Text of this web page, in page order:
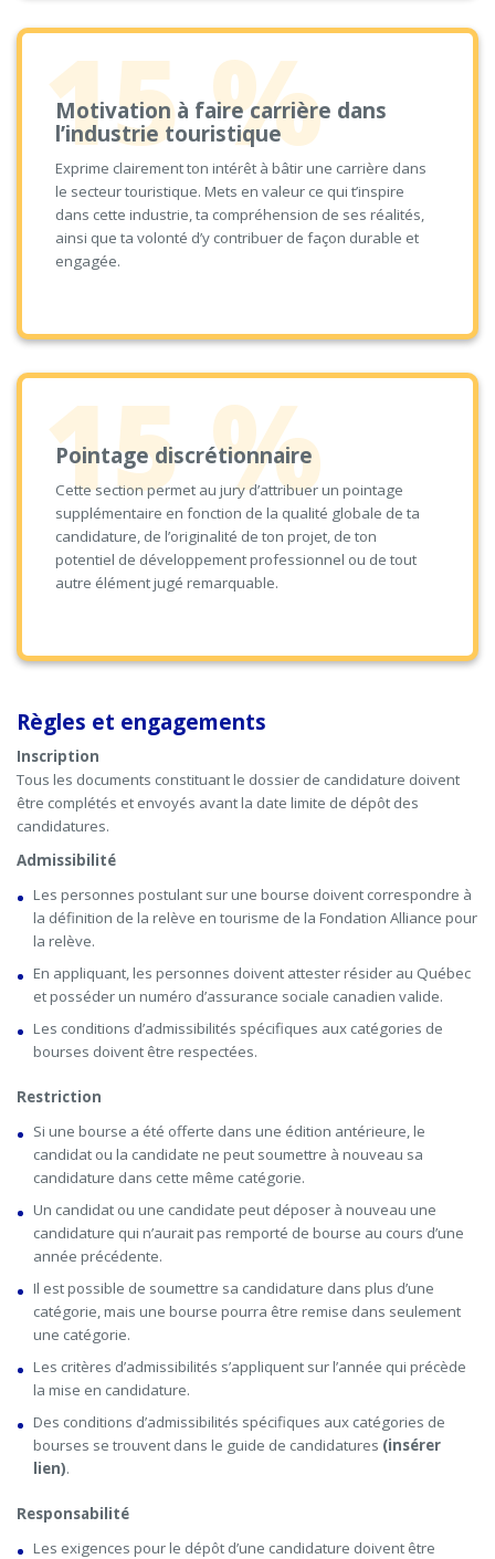
15 %
Motivation à faire carrière dans
l’industrie touristique
Exprime clairement ton intérêt à bâtir une carrière dans
le secteur touristique. Mets en valeur ce qui t’inspire
dans cette industrie, ta compréhension de ses réalités,
ainsi que ta volonté d’y contribuer de façon durable et
engagée.
15 %
Pointage discrétionnaire
Cette section permet au jury d’attribuer un pointage
supplémentaire en fonction de la qualité globale de ta
candidature, de l’originalité de ton projet, de ton
potentiel de développement professionnel ou de tout
autre élément jugé remarquable.
Règles et engagements
Inscription
Tous les documents constituant le dossier de candidature doivent
être complétés et envoyés avant la date limite de dépôt des
candidatures.
Admissibilité
Les personnes postulant sur une bourse doivent correspondre à
la définition de la relève en tourisme de la Fondation Alliance pour
la relève.
En appliquant, les personnes doivent attester résider au Québec
et posséder un numéro d’assurance sociale canadien valide.
Les conditions d’admissibilités spécifiques aux catégories de
bourses doivent être respectées.
Restriction
Si une bourse a été offerte dans une édition antérieure, le
candidat ou la candidate ne peut soumettre à nouveau sa
candidature dans cette même catégorie.
Un candidat ou une candidate peut déposer à nouveau une
candidature qui n’aurait pas remporté de bourse au cours d’une
année précédente.
Il est possible de soumettre sa candidature dans plus d’une
catégorie, mais une bourse pourra être remise dans seulement
une catégorie.
Les critères d’admissibilités s’appliquent sur l’année qui précède
la mise en candidature.
Des conditions d’admissibilités spécifiques aux catégories de
bourses se trouvent dans le guide de candidatures (insérer
lien).
Responsabilité
Les exigences pour le dépôt d’une candidature doivent être